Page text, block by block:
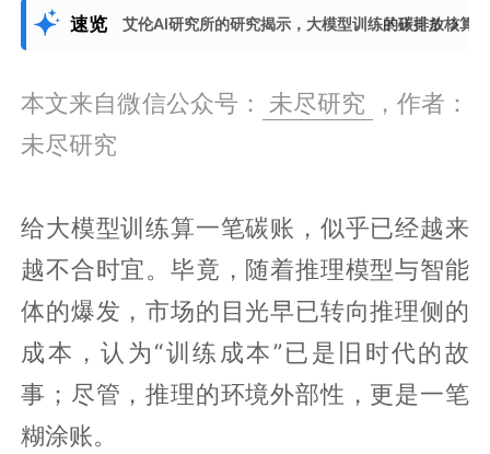
速览 艾伦AI研究所的研究揭示，大模型训练的碳排放核算
展开更多
本文来自微信公众号： 未尽研究
，作者：
未尽研究
给大模型训练算一笔碳账，似乎已经越来
越不合时宜。毕竟，随着推理模型与智能
体的爆发，市场的目光早已转向推理侧的
成本，认为“训练成本”已是旧时代的故
事；尽管，推理的环境外部性，更是一笔
糊涂账。